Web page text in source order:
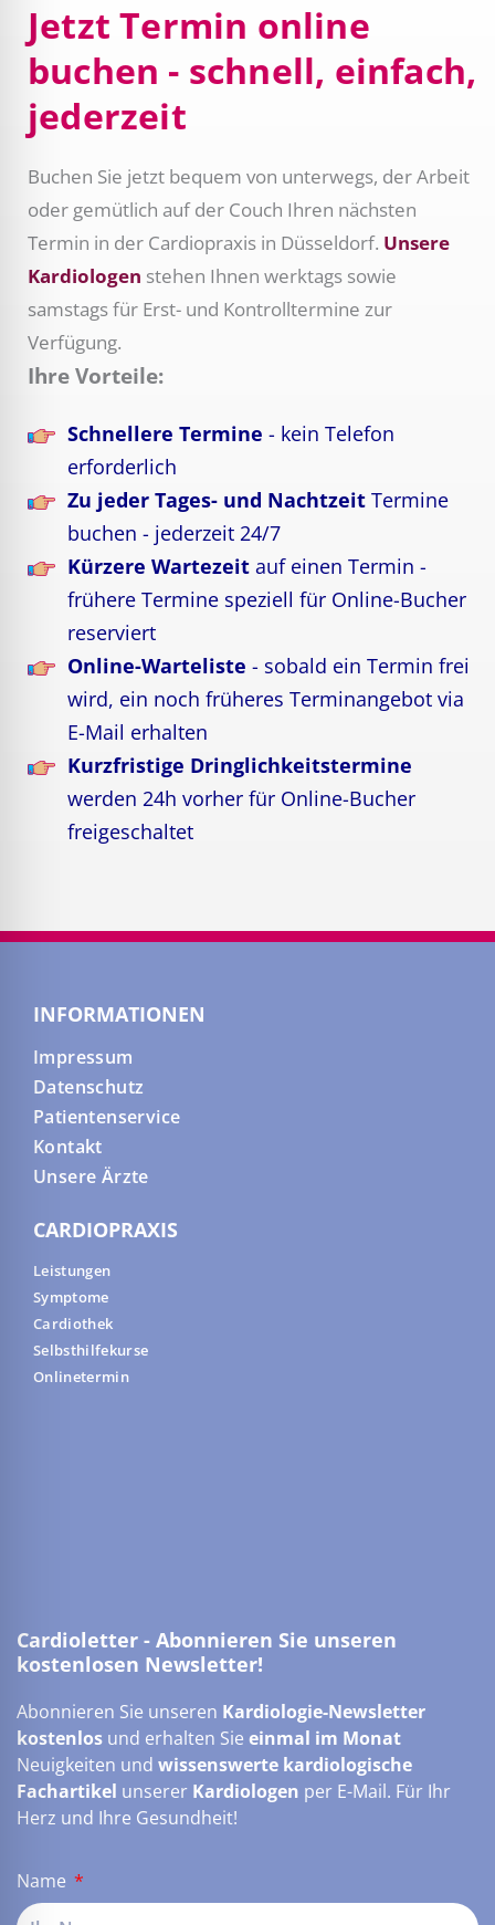
Jetzt Termin online
buchen - schnell, einfach,
jederzeit
Buchen Sie jetzt bequem von unterwegs, der Arbeit
oder gemütlich auf der Couch Ihren nächsten
Termin in der Cardiopraxis in Düsseldorf. Unsere
Kardiologen stehen Ihnen werktags sowie
samstags für Erst- und Kontrolltermine zur
Verfügung.
Ihre Vorteile:
Schnellere Termine- kein Telefon
erforderlich
Zu jeder Tages- und Nachtzeit Termine
buchen - jederzeit 24/7
Kürzere Wartezeit auf einen Termin -
frühere Termine speziell für Online-Bucher
reserviert
Online-Warteliste - sobald ein Termin frei
wird, ein noch früheres Terminangebot via
E-Mail erhalten
Kurzfristige Dringlichkeitstermine
werden 24h vorher für Online-Bucher
freigeschaltet
INFORMATIONEN
Impressum
Datenschutz
Patientenservice
Kontakt
Unsere Ärzte
CARDIOPRAXIS
Leistungen
Symptome
Cardiothek
Selbsthilfekurse
Onlinetermin
Cardioletter - Abonnieren Sie unseren
kostenlosen Newsletter!
Abonnieren Sie unseren Kardiologie-Newsletter
kostenlos und erhalten Sie einmal im Monat
Neuigkeiten und wissenswerte kardiologische
Fachartikel unserer Kardiologen per E-Mail. Für Ihr
Herz und Ihre Gesundheit!
Name